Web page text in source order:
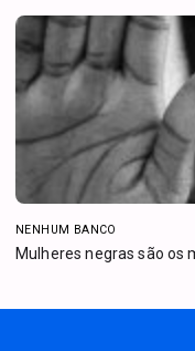
NENHUM BANCO
Mulheres negras são os